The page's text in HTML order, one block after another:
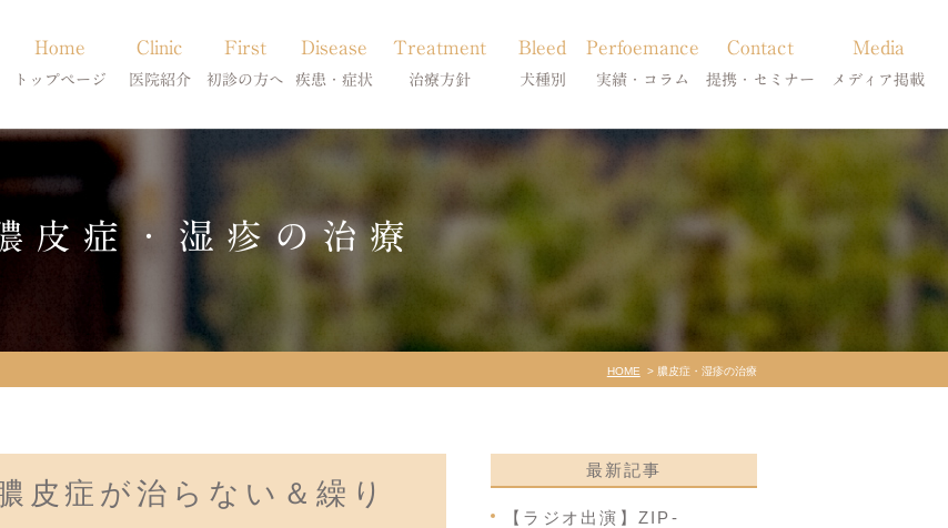
Home
トップページ
Clinic
医院紹介
当院のご紹介
獣医師紹介
First
初診の方へ
初診の方へ
Disease
疾患・症状
アトピー・アレルギー
膿皮症・脂漏症
脱毛症・アロペシアX
アポキルが効かない皮膚病
Treatment
治療方針
体質改善・食事療法
Bleed
犬種別
柴犬の皮膚病
シーズーの皮膚病
フレンチブルドッグの皮膚病
トイプードルの皮膚病
Perfoemance
実績・コラム
症状別
コラム「皮膚科のいろは」
Contact
提携・セミナー
診療提携・セミナー開催
Media
メディア掲載
皮症・湿疹の治療
HOME 膿皮症・湿疹の治療
皮症が治らない＆繰り
最新記事
【ラジオ出演】ZIP-